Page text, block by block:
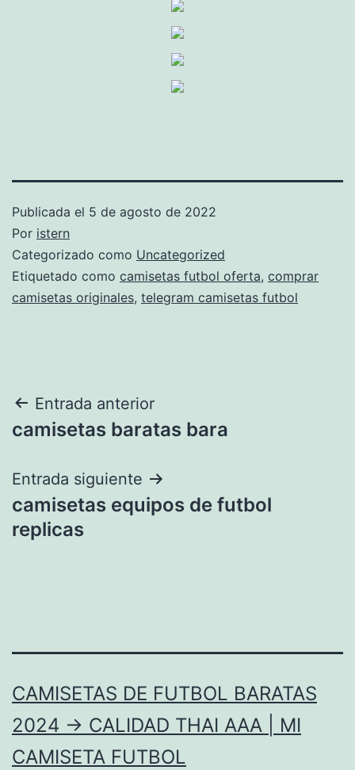
Publicada el 5 de agosto de 2022
Por istern
Categorizado como Uncategorized
Etiquetado como camisetas futbol oferta, comprar
camisetas originales, telegram camisetas futbol
Navegación
de
entradas
Entrada anterior
camisetas baratas bara
Entrada siguiente
camisetas equipos de futbol
replicas
CAMISETAS DE FUTBOL BARATAS
2024 → CALIDAD THAI AAA | MI
CAMISETA FUTBOL